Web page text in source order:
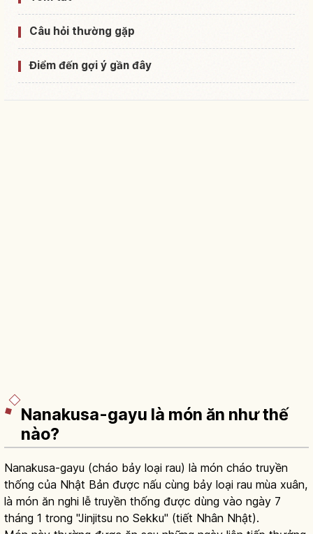
Câu hỏi thường gặp
Điểm đến gợi ý gần đây
Nanakusa-gayu là món ăn như thế
nào?
Nanakusa-gayu (cháo bảy loại rau) là món cháo truyền
thống của Nhật Bản được nấu cùng bảy loại rau mùa xuân,
là món ăn nghi lễ truyền thống được dùng vào ngày 7
tháng 1 trong "Jinjitsu no Sekku" (tiết Nhân Nhật).